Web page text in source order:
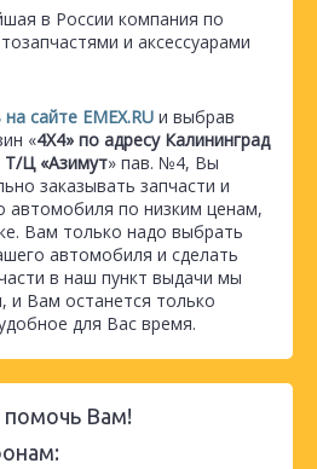
в России компания по
и аксессуарами
сайте EMEX.RU и выбрав
«4Х4» по адресу Калининград
Т/Ц «Азимут» пав. №4, Вы
заказывать запчасти и
автомобиля по низким ценам,
Вам только надо выбрать
автомобиля и сделать
в наш пункт выдачи мы
и Вам останется только
для Вас время.
помочь Вам!